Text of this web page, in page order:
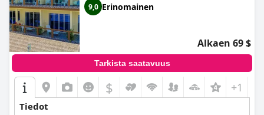
9,0 Erinomainen
Alkaen 69 $
Tarkista saatavuus
$ +1
Tiedot